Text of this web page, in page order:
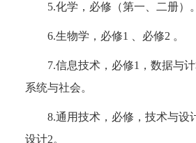
5.化学，必修（第一、二册）。
6.生物学，必修1 、必修2 。
7.信息技术，必修1，数据与
系统与社会。
8.通用技术，必修，技术与设
设计2。